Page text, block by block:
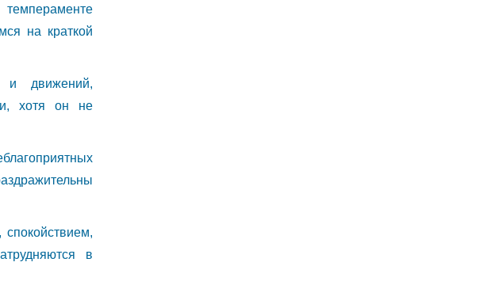
на краткой
и движений,
хотя он не
спокойствием,
в